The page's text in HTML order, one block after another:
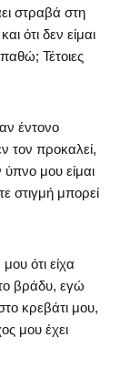
στραβά στη
ότι δεν είμαι
Τέτοιες
έντονο
τον προκαλεί,
μου είμαι
στιγμή μπορεί
ότι είχα
βράδυ, εγώ
κρεβάτι μου,
μου έχει